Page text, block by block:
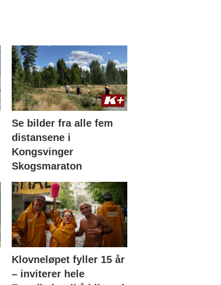
Se bilder fra alle fem
distansene i
Kongsvinger
Skogsmaraton
Klovneløpet fyller 15 år
– inviterer hele